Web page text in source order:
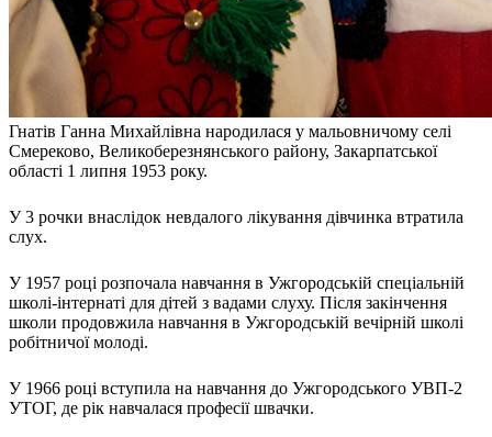
Реєстр перекладачів жестової мови Українського
товариства глухих
Підготовка перекладачів
"Сервіс УТОГ"
Атестація
Безбар'єрність для глухих
Вінницька область
Волинська область
Донецька область
Запорізька область
Івано-Франківська область
Київ
Кіровоградська область
Львівська область
Гнатів Ганна Михайлівна народилася у мальовничому селі
Смереково, Великоберезнянського району, Закарпатської
області 1 липня 1953 року.
У 3 рочки внаслідок невдалого лікування дівчинка втратила
слух.
У 1957 році розпочала навчання в Ужгородській спеціальній
школі-інтернаті для дітей з вадами слуху. Після закінчення
школи продовжила навчання в Ужгородській вечірній школі
робітничої молоді.
У 1966 році вступила на навчання до Ужгородського УВП-2
УТОГ, де рік навчалася професії швачки.